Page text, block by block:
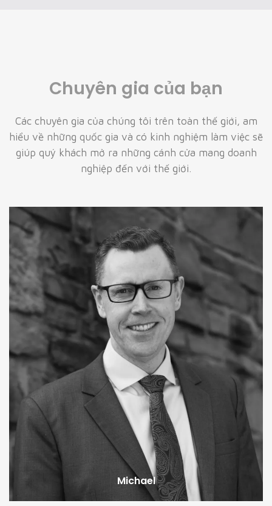
Chuyên gia của bạn
Các chuyên gia của chúng tôi trên toàn thế giới, am
hiểu về những quốc gia và có kinh nghiệm làm việc sẽ
giúp quý khách mở ra những cánh cửa mang doanh
nghiệp đến với thế giới.
Michael
Rasmus lerdorf